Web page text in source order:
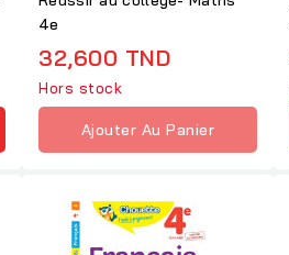
4e
32,600 TND
Hors stock
Ajouter Au Panier